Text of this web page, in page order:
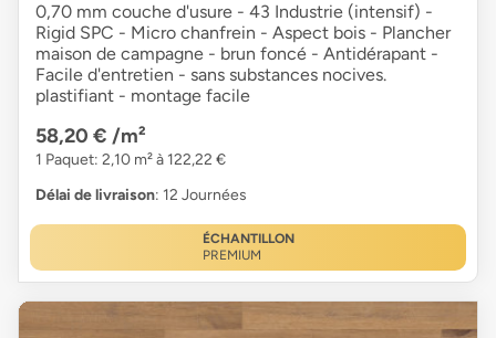
0,70 mm couche d'usure - 43 Industrie (intensif) -
Rigid SPC - Micro chanfrein - Aspect bois - Plancher
maison de campagne - brun foncé - Antidérapant -
Facile d'entretien - sans substances nocives.
plastifiant - montage facile
58,20 € /m²
1 Paquet: 2,10 m² à 122,22 €
Délai de livraison: 12 Journées
ÉCHANTILLON
PREMIUM